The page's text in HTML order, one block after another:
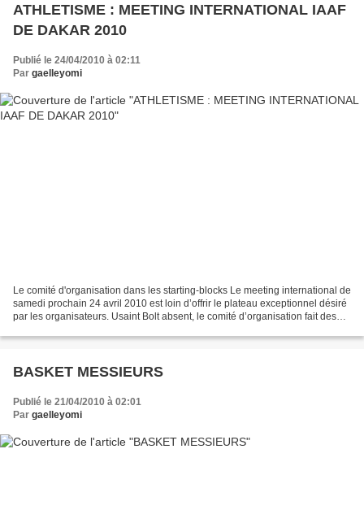
ATHLETISME : MEETING INTERNATIONAL IAAF
DE DAKAR 2010
Publié le 24/04/2010 à 02:11
Par gaelleyomi
Le comité d'organisation dans les starting-blocks Le meeting international de
samedi prochain 24 avril 2010 est loin d’offrir le plateau exceptionnel désiré
par les organisateurs. Usaint Bolt absent, le comité d’organisation fait des
BASKET MESSIEURS
Publié le 21/04/2010 à 02:01
Par gaelleyomi